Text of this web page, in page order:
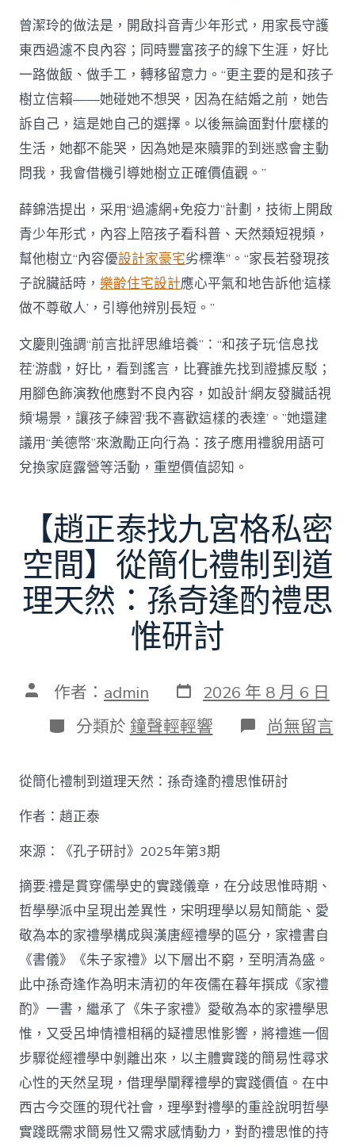
曾潔玲的做法是，開啟抖音青少年形式，用家長守護
東西過濾不良內容；同時豐富孩子的線下生涯，好比
一路做飯、做手工，轉移留意力。“更主要的是和孩子
樹立信賴——她碰她不想哭，因為在結婚之前，她告
訴自己，這是她自己的選擇。以後無論面對什麼樣的
生活，她都不能哭，因為她是來贖罪的到迷惑會主動
問我，我會借機引導她樹立正確價值觀。”
薛錦浩提出，采用“過濾網+免疫力”計劃，技術上開啟
青少年形式，內容上陪孩子看科普、天然類短視頻，
幫他樹立“內容優設計家豪宅劣標準”。“家長若發現孩
子說臟話時，樂齡住宅設計應心平氣和地告訴他‘這樣
做不尊敬人’，引導他辨別長短。”
文慶則強調“前言批評思維培養”：“和孩子玩‘信息找
茬’游戲，好比，看到謠言，比賽誰先找到證據反駁；
用腳色飾演教他應對不良內容，如設計‘網友發臟話視
頻’場景，讓孩子練習‘我不喜歡這樣的表達’。”她還建
議用“美德幣”來激勵正向行為：孩子應用禮貌用語可
兌換家庭露營等活動，重塑價值認知。
【趙正泰找九宮格私密
空間】從簡化禮制到道
理天然：孫奇逢酌禮思
惟研討
文 作者： admin 發
表
日
期
2026 年 8 月 6 日
分
類
分類於 鐘聲輕輕響 在
〈【趙
泰
找
空
間】
從
簡
化
禮
制
到
道
理
天
然：
孫
奇
逢
酌
禮
尚無留言
從簡化禮制到道理天然：孫奇逢酌禮思惟研討
作者：趙正泰
來源：《孔子研討》2025年第3期
摘要:禮是貫穿儒學史的實踐儀章，在分歧思惟時期、
哲學學派中呈現出差異性，宋明理學以易知簡能、愛
敬為本的家禮學構成與漢唐經禮學的區分，家禮書自
《書儀》《朱子家禮》以下層出不窮，至明清為盛。
此中孫奇逢作為明末清初的年夜儒在暮年撰成《家禮
酌》一書，繼承了《朱子家禮》愛敬為本的家禮學思
惟，又受呂坤情禮相稱的疑禮思惟影響，將禮進一個
步驟從經禮學中剝離出來，以主體實踐的簡易性尋求
心性的天然呈現，借理學闡釋禮學的實踐價值。在中
西古今交匯的現代社會，理學對禮學的重詮說明哲學
實踐既需求簡易性又需求感情動力，對酌禮思惟的持